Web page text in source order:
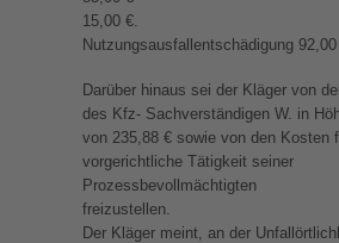
15,00 €.
Nutzungsausfallentschädigung
Darüber hinaus sei der Kläger von
des Kfz- Sachverständigen W. in
von 235,88 € sowie von den Kosten
vorgerichtliche Tätigkeit seiner
Prozessbevollmächtigten
freizustellen.
Der Kläger meint, an der